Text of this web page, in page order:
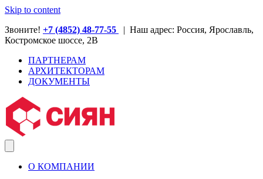
Skip to content
Звоните! +7 (4852) 48-77-55
| Наш адрес: Россия, Ярославль,
Костромское шоссе, 2В
ПАРТНЕРАМ
АРХИТЕКТОРАМ
ДОКУМЕНТЫ
О КОМПАНИИ